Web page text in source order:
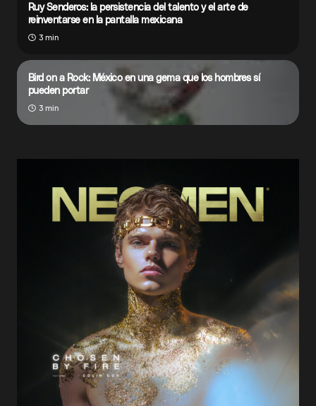
Ruy Senderos: la persistencia del talento y el arte de
reinventarse en la pantalla mexicana
3 min
Bird on a Rock: México en una gema que los hombres sí
pueden portar
3 min